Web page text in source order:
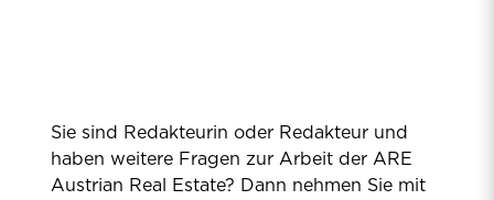
Sie sind Redakteurin oder Redakteur und
haben weitere Fragen zur Arbeit der ARE
Austrian Real Estate? Dann nehmen Sie mit